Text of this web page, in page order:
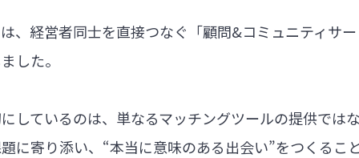
、経営者同士を直接つなぐ「顧問&コミュニティサ
した。
しているのは、単なるマッチングツールの提供では
に寄り添い、“本当に意味のある出会い”をつくるこ